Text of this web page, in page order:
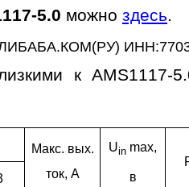
5.0 можно здесь
к AMS1117-
Макс. вых.
ток, A
Uin max,
в